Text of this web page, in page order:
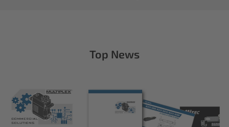
Top News